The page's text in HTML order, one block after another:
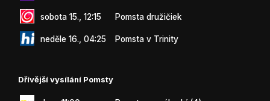
sobota 15., 12:15 Pomsta družičiek
neděle 16., 04:25 Pomsta v Trinity
Dřívější vysílání Pomsty